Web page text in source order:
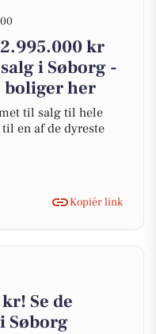
kr
i Søborg -
boliger her
til salg til hele
en af de dyreste
Kopiér link
Se de
Søborg